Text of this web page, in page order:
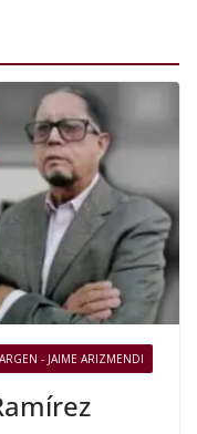
- JAIME ARIZMENDI